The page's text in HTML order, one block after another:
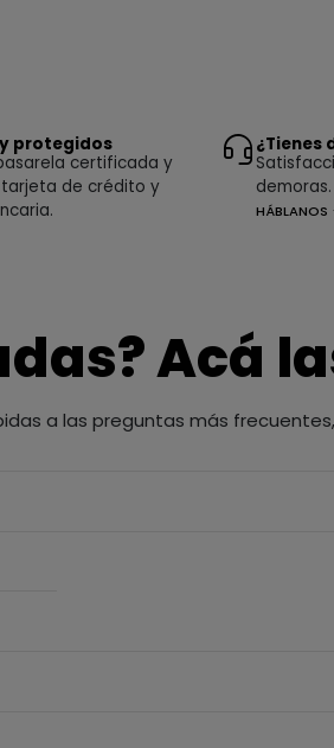
protegidos
certificada y
de crédito y
¿Tienes
demoras.
HÁBLANOS
Acá
a las preguntas más